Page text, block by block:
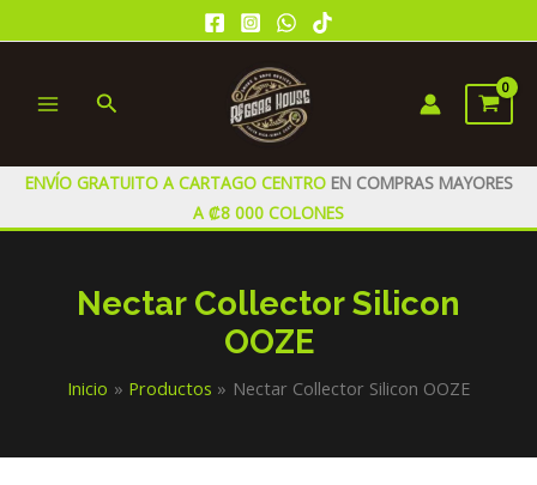
al
MENU
Buscar
ENVÍO GRATUITO A CARTAGO CENTRO EN COMPRAS MAYORES
A ₡8 000 COLONES
Nectar Collector Silicon
OOZE
Inicio Productos Nectar Collector Silicon OOZE